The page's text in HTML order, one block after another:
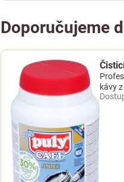
Doporučujeme
kávy